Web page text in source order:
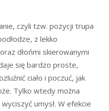
czyli tzw. pozycji trupa
z lekko
dłońmi skierowanymi
się bardzo proste,
ciało i poczuć, jak
Tylko wtedy można
umysł. W efekcie